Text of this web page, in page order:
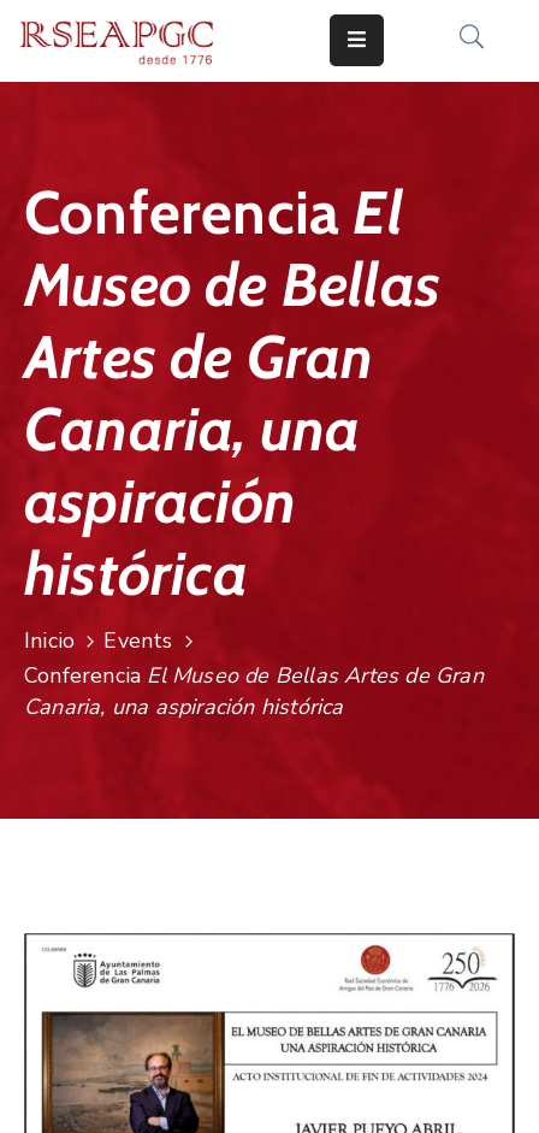
COMUNICADOS
CONOCERNOS
CONTACTO
ConferenciaEl
Museo de Bellas
Artes de Gran
Canaria, una
aspiración
histórica
Inicio
Events
Conferencia El Museo de Bellas Artes de Gran
Canaria, una aspiración histórica